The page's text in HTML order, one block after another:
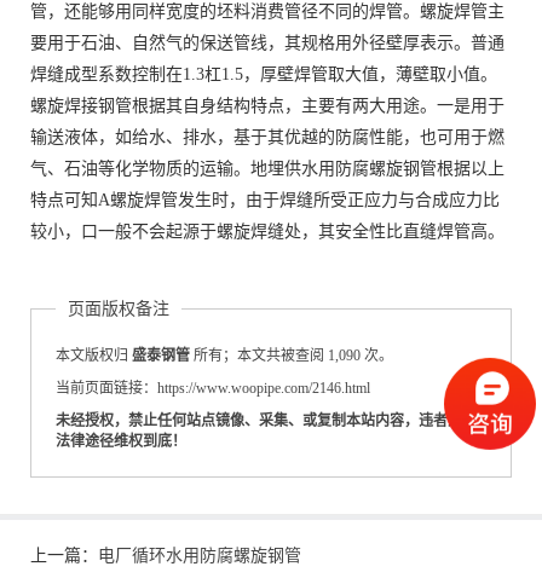
管，还能够用同样宽度的坯料消费管径不同的焊管。螺旋焊管主
要用于石油、自然气的保送管线，其规格用外径壁厚表示。普通
焊缝成型系数控制在1.3杠1.5，厚壁焊管取大值，薄壁取小值。
螺旋焊接钢管根据其自身结构特点，主要有两大用途。一是用于
输送液体，如给水、排水，基于其优越的防腐性能，也可用于燃
气、石油等化学物质的运输。地埋供水用防腐螺旋钢管根据以上
特点可知A螺旋焊管发生时，由于焊缝所受正应力与合成应力比
较小，口一般不会起源于螺旋焊缝处，其安全性比直缝焊管高。
页面版权备注
本文版权归 盛泰钢管 所有；本文共被查阅 1,090 次。
当前页面链接：https://www.woopipe.com/2146.html
未经授权，禁止任何站点镜像、采集、或复制本站内容，违者通过
法律途径维权到底！
上一篇： 电厂循环水用防腐螺旋钢管